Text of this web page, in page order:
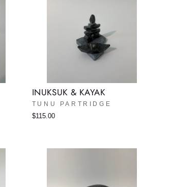
INUKSUK & KAYAK
TUNU PARTRIDGE
$115.00